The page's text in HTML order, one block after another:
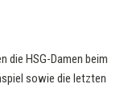
die HSG-Damen beim
sowie die letzten